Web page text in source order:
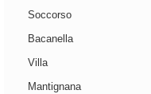
Soccorso
Bacanella
Villa
Mantignana